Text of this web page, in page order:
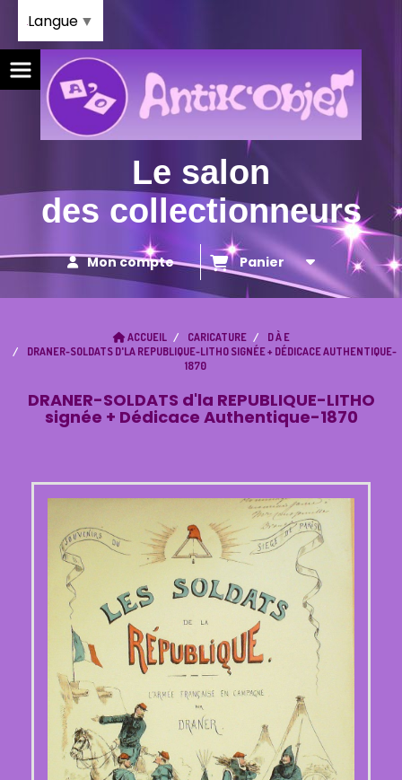
Le salon
des collectionneurs
Mon compte Panier
ACCUEIL CARICATURE
D À E
DRANER-SOLDATS D'LA REPUBLIQUE-LITHO SIGNÉE + DÉDICACE AUTHENTIQUE-
1870
DRANER-SOLDATS d'la REPUBLIQUE-LITHO
signée + Dédicace Authentique-1870
Langue ▼